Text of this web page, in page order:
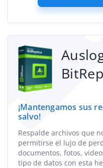
¡Mantengamos sus
salvo!
Respalde archivos que
permitirse el lujo de
documentos, fotos,
tipo de datos con esta